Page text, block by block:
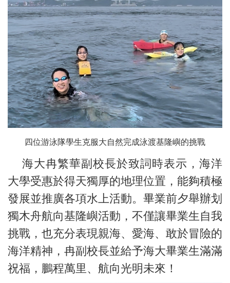
四位游泳隊學生克服大自然完成泳渡基隆嶼的挑戰
海大冉繁華副校長於致詞時表示，海洋
大學受惠於得天獨厚的地理位置，能夠積極
發展並推廣各項水上活動。畢業前夕舉辦划
獨木舟航向基隆嶼活動，不僅讓畢業生自我
挑戰，也充分表現親海、愛海、敢於冒險的
海洋精神，冉副校長並給予海大畢業生滿滿
祝福，鵬程萬里、航向光明未來！